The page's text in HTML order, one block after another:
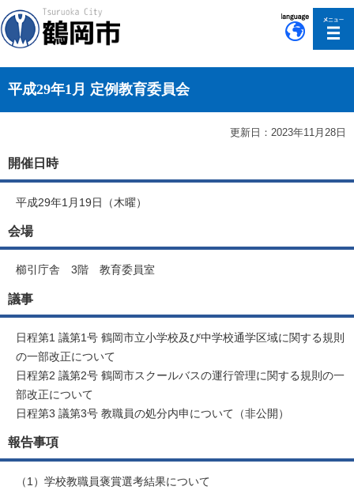
平成29年1月 定例教育委員会
更新日：2023年11月28日
開催日時
平成29年1月19日（木曜）
会場
櫛引庁舎 3階 教育委員室
議事
日程第1 議第1号 鶴岡市立小学校及び中学校通学区域に関する規則
の一部改正について
日程第2 議第2号 鶴岡市スクールバスの運行管理に関する規則の一
部改正について
日程第3 議第3号 教職員の処分内申について（非公開）
報告事項
（1）学校教職員褒賞選考結果について